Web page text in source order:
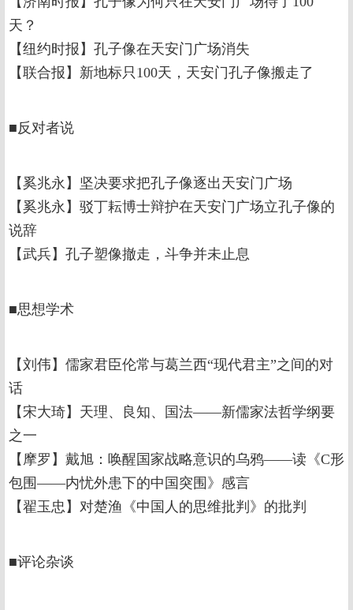
天？
【纽约时报】孔子像在天安门广场消失
【联合报】新地标只100天，天安门孔子像搬走了
■反对者说
【奚兆永】坚决要求把孔子像逐出天安门广场
【奚兆永】驳丁耘博士辩护在天安门广场立孔子像的
说辞
【武兵】孔子塑像撤走，斗争并未止息
■思想学术
【刘伟】儒家君臣伦常与葛兰西“现代君主”之间的对
话
【宋大琦】天理、良知、国法——新儒家法哲学纲要
之一
【摩罗】戴旭：唤醒国家战略意识的乌鸦——读《C形
包围——内忧外患下的中国突围》感言
【翟玉忠】对楚渔《中国人的思维批判》的批判
■评论杂谈